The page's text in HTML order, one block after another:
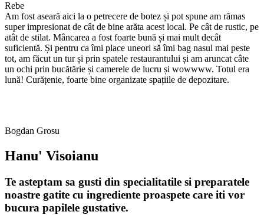
Rebe
Am fost aseară aici la o petrecere de botez și pot spune am rămas
super impresionat de cât de bine arăta acest local. Pe cât de rustic, pe
atât de stilat. Mâncarea a fost foarte bună și mai mult decât
suficientă. Și pentru ca îmi place uneori să îmi bag nasul mai peste
tot, am făcut un tur și prin spatele restaurantului și am aruncat câte
un ochi prin bucătărie și camerele de lucru și wowwww. Totul era
lună! Curățenie, foarte bine organizate spațiile de depozitare.
Bogdan Grosu
Hanu' Visoianu
Te asteptam sa gusti din specialitatile si preparatele
noastre gatite cu ingrediente proaspete care iti vor
bucura papilele gustative.